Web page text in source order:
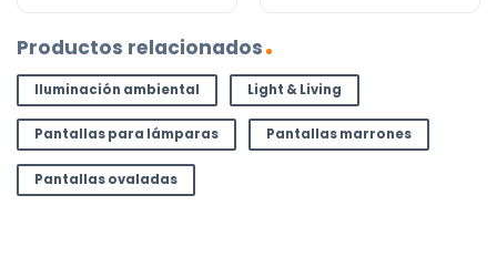
Productos relacionados
Iluminación ambiental Light & Living
Pantallas para lámparas Pantallas marrones
Pantallas ovaladas